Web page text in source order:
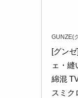
GUNZE(
[グン
ェ・縫
綿混
スミク